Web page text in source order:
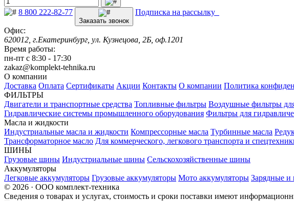
8 800 222-82-77
Заказать звонок
Подписка на рассылку
Офис:
620012, г.Екатеринбург, ул. Кузнецова, 2Б, оф.1201
Время работы:
пн-пт с 8:30 - 17:30
zakaz@komplekt-tehnika.ru
О компании
Доставка Оплата Сертификаты Акции Контакты О компании Политика
ФИЛЬТРЫ
Двигатели и транспортные средства Топливные фильтры Воздушные фильтры
Гидравлические системы промышленного оборудования Фильтры для
Масла и жидкости
Индустриальные масла и жидкости Компрессорные масла Турбинные масла
Трансформаторное масло Для коммерческого, легкового транспорта и
ШИНЫ
Грузовые шины Индустриальные шины Сельскохозяйственные шины
Аккумуляторы
Легковые аккумуляторы Грузовые аккумуляторы Мото аккумуляторы Зарядные и
© 2026 · ООО комплект-техника
Сведения о товарах и услугах, стоимость и сроки поставки имеют